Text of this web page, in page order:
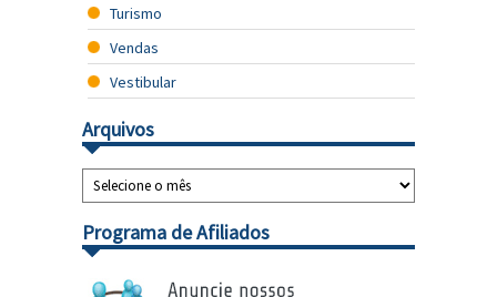
Turismo
Vendas
Vestibular
Arquivos
Programa de Afiliados